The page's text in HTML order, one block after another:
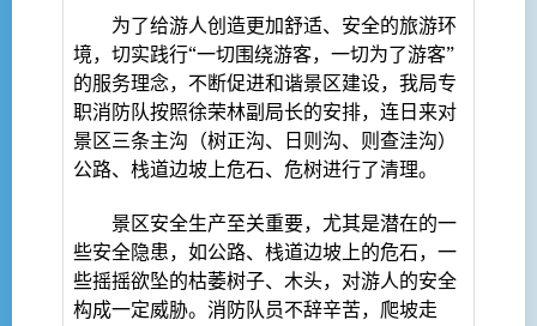
为了给游人创造更加舒适、安全的旅游环
境，切实践行“一切围绕游客，一切为了游客”
的服务理念，不断促进和谐景区建设，我局专
职消防队按照徐荣林副局长的安排，连日来对
景区三条主沟（树正沟、日则沟、则查洼沟）
公路、栈道边坡上危石、危树进行了清理。
景区安全生产至关重要，尤其是潜在的一
些安全隐患，如公路、栈道边坡上的危石，一
些摇摇欲坠的枯萎树子、木头，对游人的安全
构成一定威胁。消防队员不辞辛苦，爬坡走